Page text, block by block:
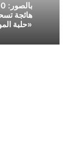
هائجة
«حلبة